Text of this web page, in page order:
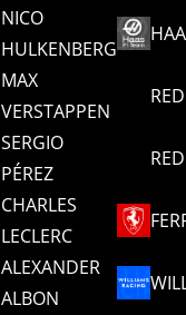
NICO
HULKENBERG
MAX
VERSTAPPEN
SERGIO
PÉREZ
CHARLES
LECLERC
ALEXANDER
ALBON